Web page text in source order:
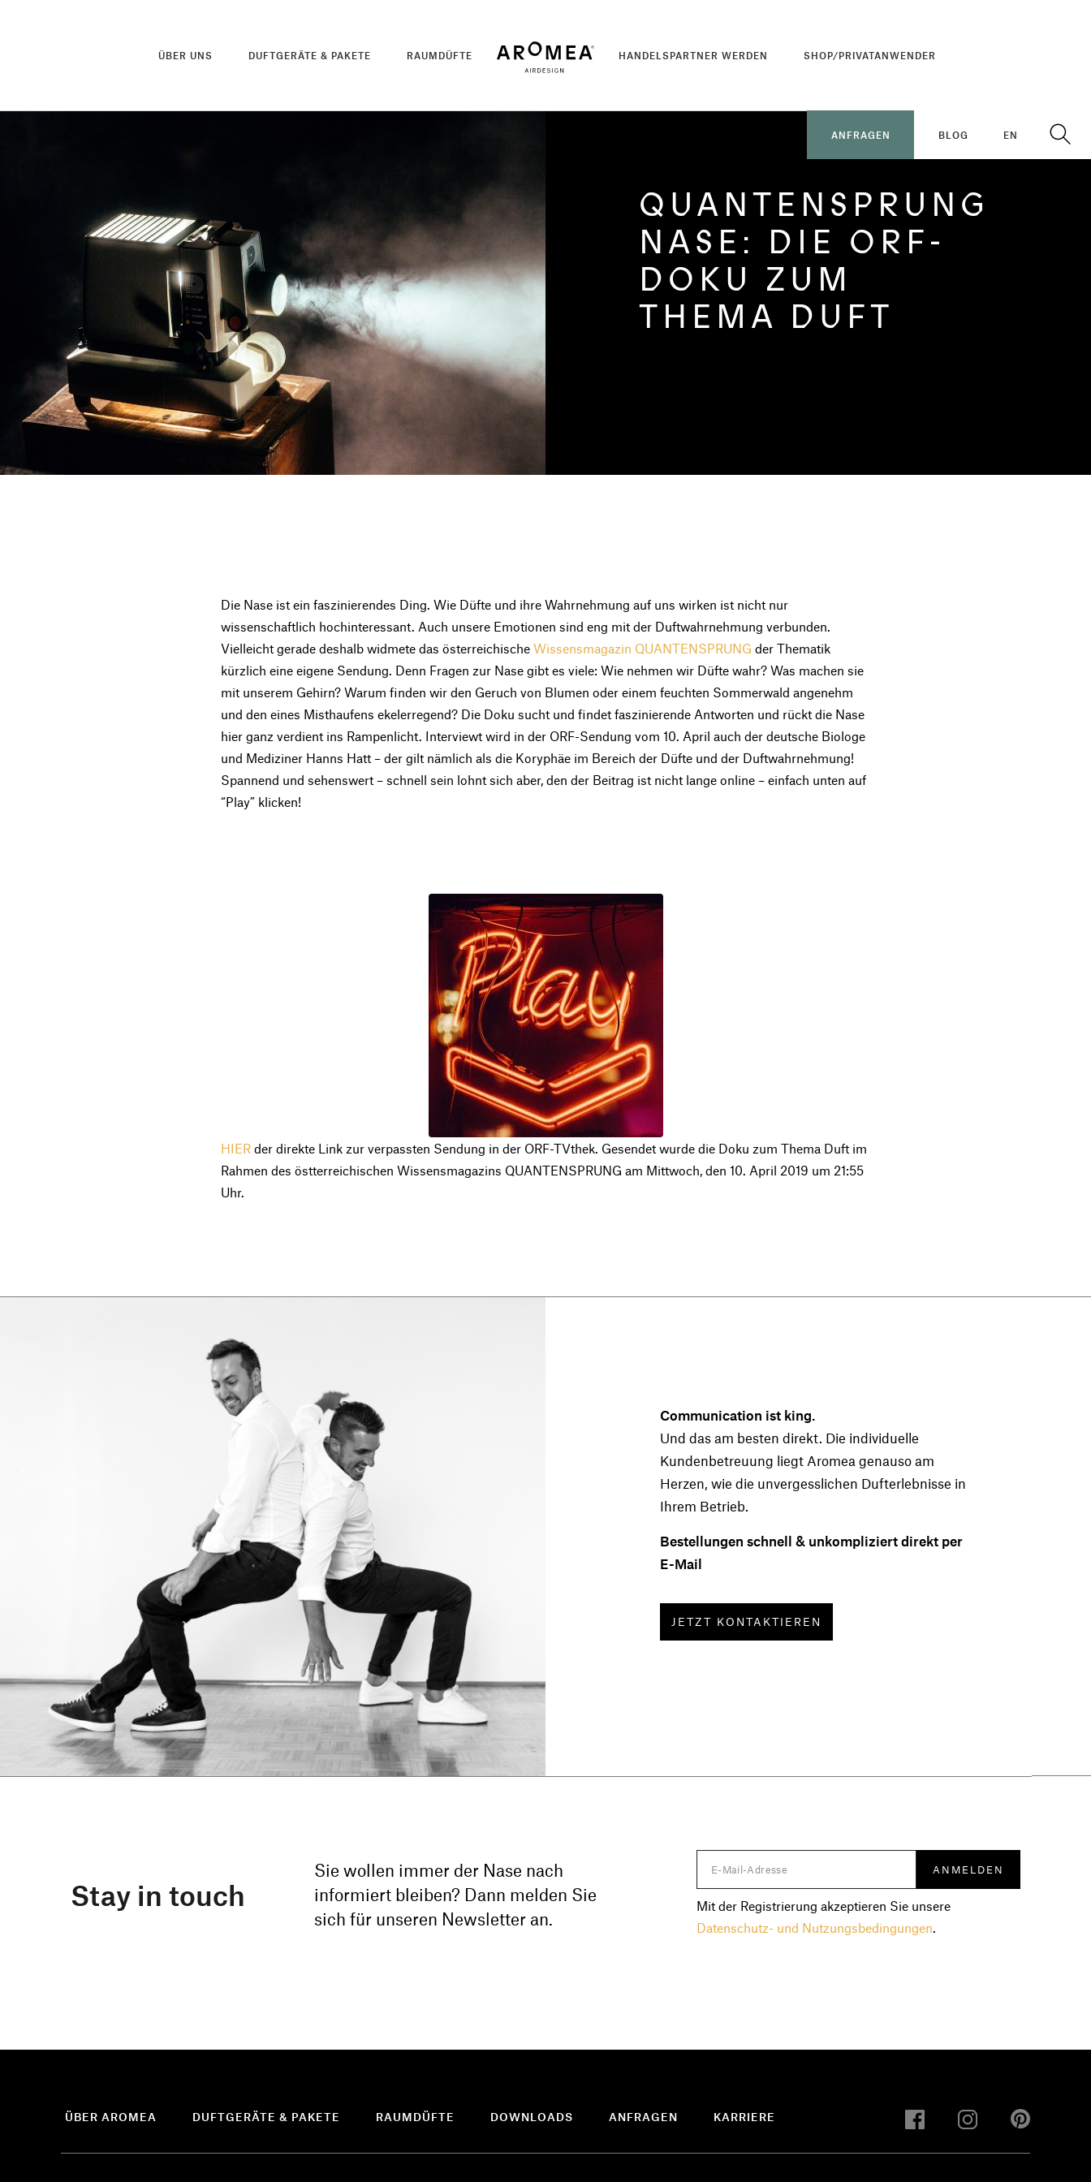
ÜBER UNS DUFTGERÄTE & PAKETE RAUMDÜFTE HANDELSPARTNER WERDEN SHOP/PRIVATANWENDER
ANFRAGEN BLOG EN
QUANTENSPRUNG
NASE: DIE ORF-
DOKU ZUM
THEMA DUFT
Die Nase ist ein faszinierendes Ding. Wie Düfte und ihre Wahrnehmung auf uns wirken ist nicht nur
wissenschaftlich hochinteressant. Auch unsere Emotionen sind eng mit der Duftwahrnehmung verbunden.
Vielleicht gerade deshalb widmete das österreichische Wissensmagazin QUANTENSPRUNG der Thematik
kürzlich eine eigene Sendung. Denn Fragen zur Nase gibt es viele: Wie nehmen wir Düfte wahr? Was machen sie
mit unserem Gehirn? Warum finden wir den Geruch von Blumen oder einem feuchten Sommerwald angenehm
und den eines Misthaufens ekelerregend? Die Doku sucht und findet faszinierende Antworten und rückt die Nase
hier ganz verdient ins Rampenlicht. Interviewt wird in der ORF-Sendung vom 10. April auch der deutsche Biologe
und Mediziner Hanns Hatt – der gilt nämlich als die Koryphäe im Bereich der Düfte und der Duftwahrnehmung!
Spannend und sehenswert – schnell sein lohnt sich aber, den der Beitrag ist nicht lange online – einfach unten auf
“Play” klicken!
HIERder direkte Link zur verpassten Sendung in der ORF-TVthek. Gesendet wurde die Doku zum Thema Duft im
Rahmen des östterreichischen Wissensmagazins QUANTENSPRUNG am Mittwoch, den 10. April 2019 um 21:55
Uhr.
Communication ist king.
Und das am besten direkt. Die individuelle
Kundenbetreuung liegt Aromea genauso am
Herzen, wie die unvergesslichen Dufterlebnisse in
Ihrem Betrieb.
Bestellungen schnell & unkompliziert direkt per
E-Mail
JETZT KONTAKTIEREN
Stay in touch
Sie wollen immer der Nase nach
informiert bleiben? Dann melden Sie
sich für unseren Newsletter an.
Mit der Registrierung akzeptieren Sie unsere
Datenschutz- und Nutzungsbedingungen
ÜBER AROMEA DUFTGERÄTE & PAKETE RAUMDÜFTE DOWNLOADS ANFRAGEN KARRIERE